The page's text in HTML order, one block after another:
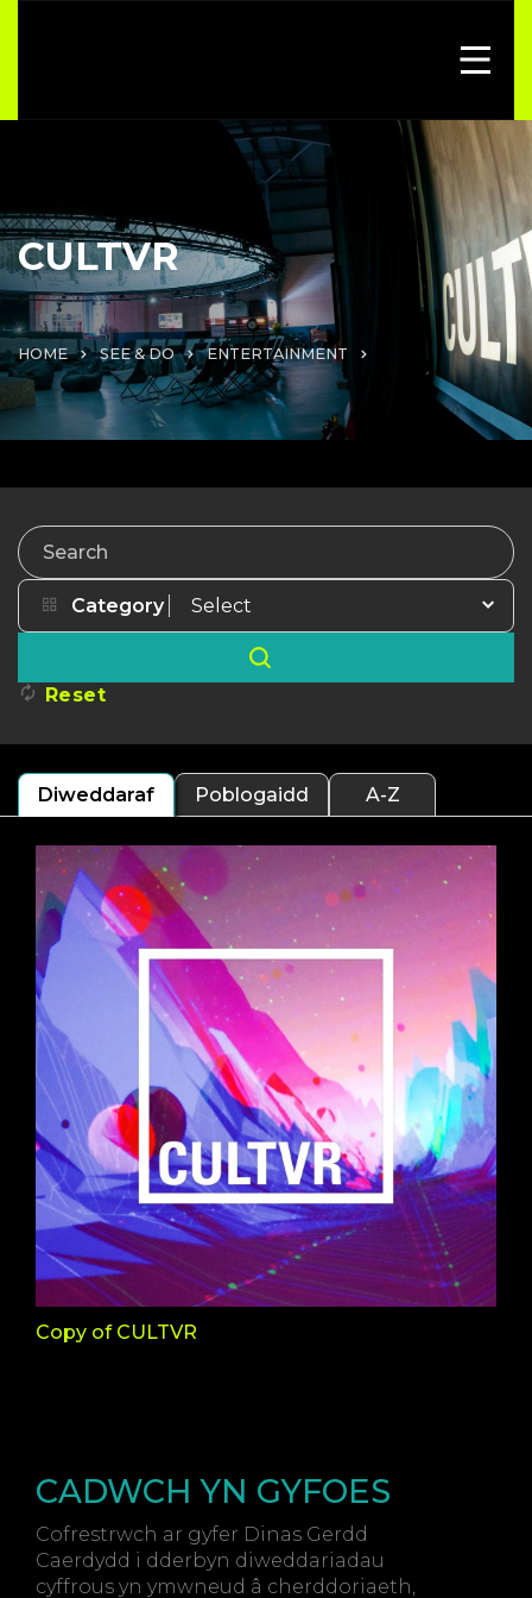
CULTVR
HOME SEE & DO ENTERTAINMENT
Search
Category
Reset
Diweddaraf Poblogaidd A-Z
Copy of CULTVR
CADWCH YN GYFOES
Cofrestrwch ar gyfer Dinas Gerdd
Caerdydd i dderbyn diweddariadau
cyffrous yn ymwneud â cherddoriaeth,